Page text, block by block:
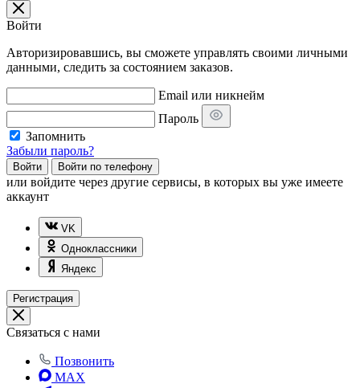
Войти
Авторизировавшись, вы сможете управлять своими личными
данными, следить за состоянием заказов.
Email или никнейм
Пароль
Запомнить
Забыли пароль?
Войти Войти по телефону
или войдите через другие сервисы, в которых вы уже имеете
аккаунт
VK
Одноклассники
Яндекс
Регистрация
Связаться с нами
Позвонить
MAX